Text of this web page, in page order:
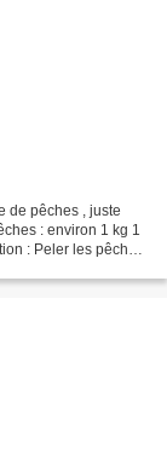
de pêches , juste
: environ 1 kg 1
: Peler les pêches